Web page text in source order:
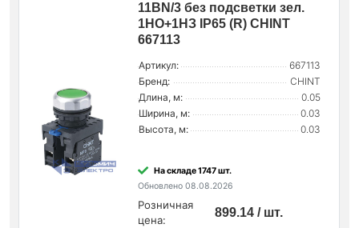
11BN/3 без подсветки зел.
1НО+1НЗ IP65 (R) CHINT
667113
Артикул:
667113
Бренд:
CHINT
Длина, м:
0.05
Ширина, м:
0.03
Высота, м:
0.03
На складе 1747 шт.
Обновлено 08.08.2026
Розничная
цена:
899.14 / шт.